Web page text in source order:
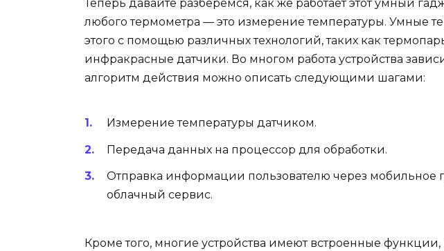
Теперь давайте разберемся, как же работает этот умный
любого термометра — это измерение температуры. Умные
этого с помощью различных технологий, таких как
инфракрасные датчики. Во многом работа устройства
алгоритм действия можно описать следующими шагами:
Измерение температуры датчиком.
Передача данных на процессор для обработки.
Отправка информации пользователю через мобильное
облачный сервис.
Кроме того, многие устройства имеют встроенные